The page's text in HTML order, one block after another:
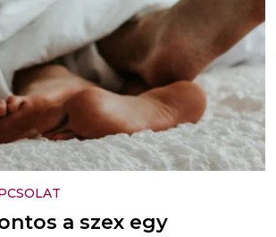
a szex egy